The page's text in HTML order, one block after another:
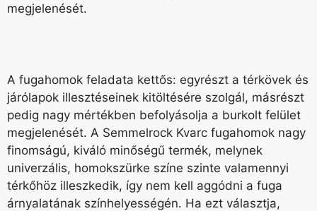
megjelenését.
A fugahomok feladata kettős: egyrészt a térkövek és
járólapok illesztéseinek kitöltésére szolgál, másrészt
pedig nagy mértékben befolyásolja a burkolt felület
megjelenését. A Semmelrock Kvarc fugahomok nagy
finomságú, kiváló minőségű termék, melynek
univerzális, homokszürke színe szinte valamennyi
térkőhöz illeszkedik, így nem kell aggódni a fuga
árnyalatának színhelyességén. Ha ezt választja,